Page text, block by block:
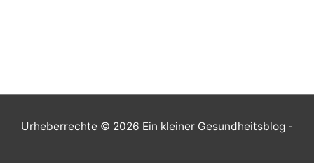
Urheberrechte © 2026 Ein kleiner Gesundheitsblog -